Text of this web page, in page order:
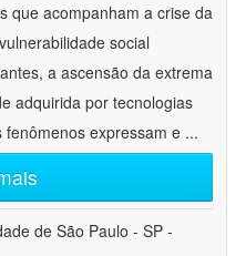
que acompanham a crise da
social
a ascensão da extrema
adquirida por tecnologias
expressam e ...
de São Paulo - SP -